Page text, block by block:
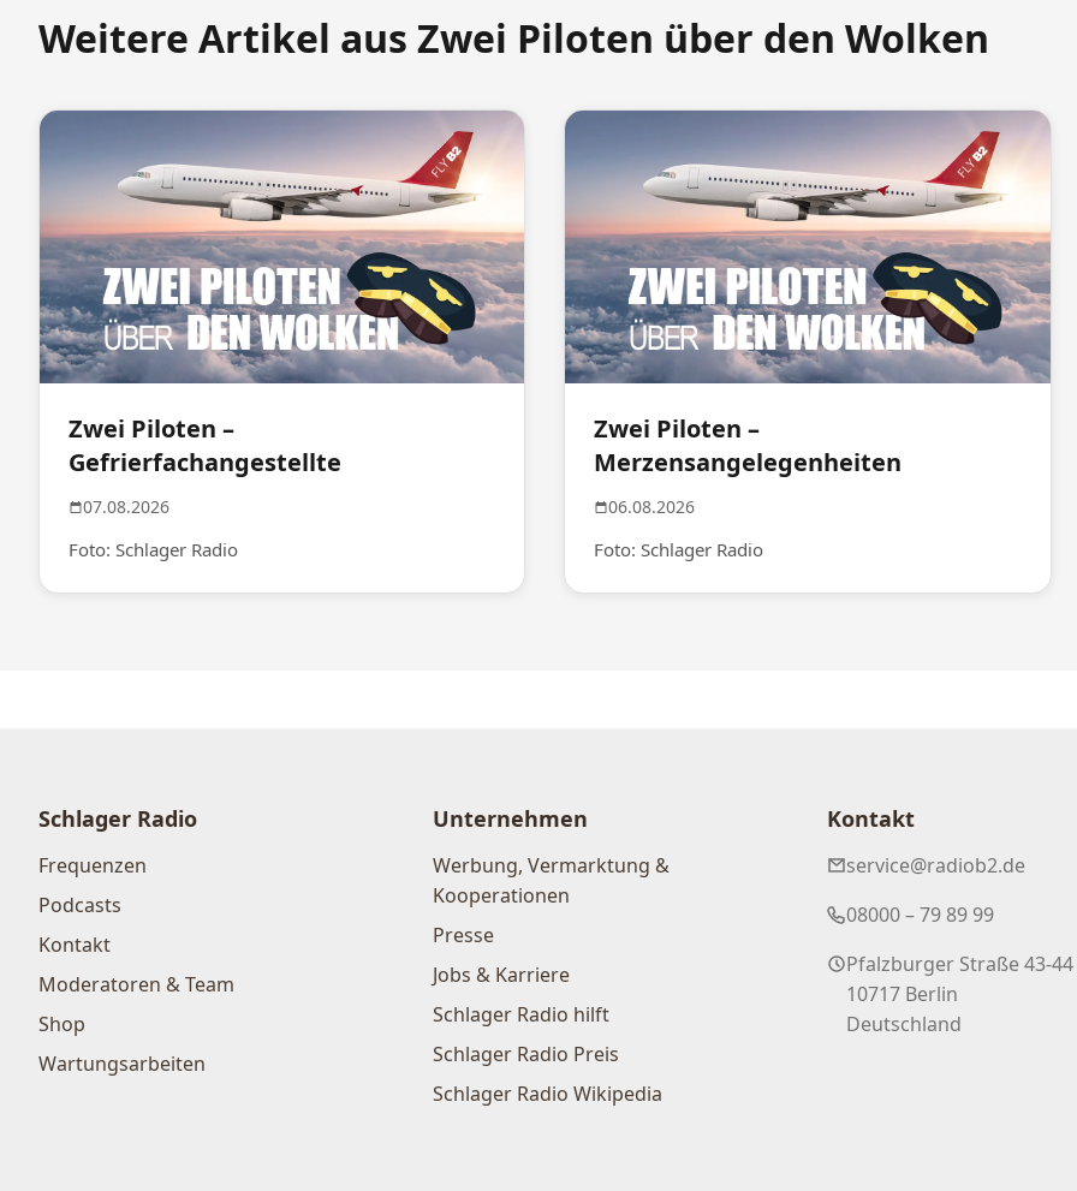
Weitere Artikel aus Zwei Piloten über den Wolken
Zwei Piloten –
Gefrierfachangestellte
07.08.2026
Foto: Schlager Radio
Zwei Piloten –
Merzensangelegenheiten
06.08.2026
Foto: Schlager Radio
Schlager Radio
Frequenzen
Podcasts
Kontakt
Moderatoren & Team
Shop
Wartungsarbeiten
Unternehmen
Werbung, Vermarktung &
Kooperationen
Presse
Jobs & Karriere
Schlager Radio hilft
Schlager Radio Preis
Schlager Radio Wikipedia
Kontakt
service@radiob2.de
08000 – 79 89 99
Pfalzburger Straße 43-44
10717 Berlin
Deutschland